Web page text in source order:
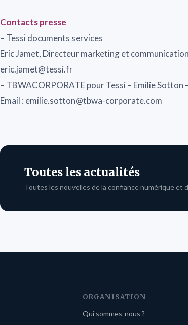
Contacts presse
– Tessi documents services
Eric Jamet, Directeur marketing et
eric.jamet@tessi.fr
– TBWACORPORATE pour Tessi – Emilie Sotton
Email : emilie.sotton@tbwa-corporate.com
Toutes les actualités
Toutes les nouvelles de la confiance numérique et
ORGANISATION
Qui sommes-nous ?